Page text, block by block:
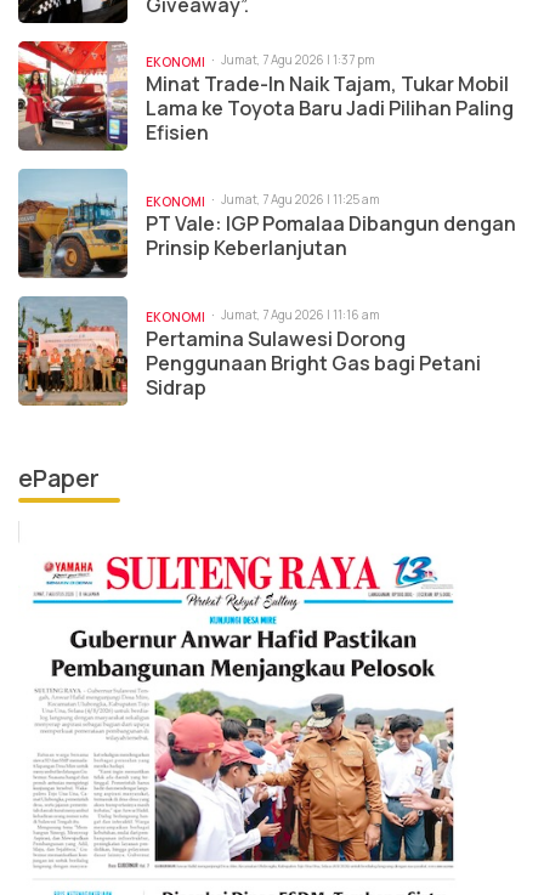
EKONOMI Jumat, 7 Agu 2026 | 1:37 pm
Minat Trade-In Naik Tajam, Tukar Mobil
Lama ke Toyota Baru Jadi Pilihan Paling
Efisien
EKONOMI Jumat, 7 Agu 2026 | 11:25 am
PT Vale: IGP Pomalaa Dibangun dengan
Prinsip Keberlanjutan
EKONOMI Jumat, 7 Agu 2026 | 11:16 am
Pertamina Sulawesi Dorong
Penggunaan Bright Gas bagi Petani
Sidrap
ePaper